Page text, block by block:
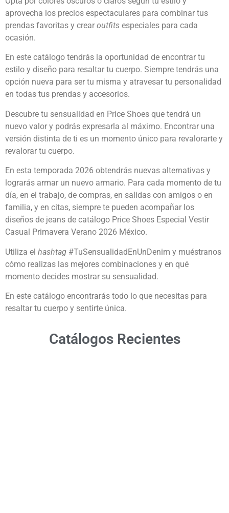
aprovecha los precios espectaculares para combinar tus
prendas favoritas y crear outfits especiales para cada
ocasión.
En este catálogo tendrás la oportunidad de encontrar tu
estilo y diseño para resaltar tu cuerpo. Siempre tendrás una
opción nueva para ser tu misma y atravesar tu personalidad
en todas tus prendas y accesorios.
Descubre tu sensualidad en Price Shoes que tendrá un
nuevo valor y podrás expresarla al máximo. Encontrar una
versión distinta de ti es un momento único para revalorarte y
revalorar tu cuerpo.
En esta temporada 2026 obtendrás nuevas alternativas y
lograrás armar un nuevo armario. Para cada momento de tu
día, en el trabajo, de compras, en salidas con amigos o en
familia, y en citas, siempre te pueden acompañar los
diseños de jeans de catálogo Price Shoes Especial Vestir
Casual Primavera Verano 2026 México.
Utiliza el hashtag #TuSensualidadEnUnDenim y muéstranos
cómo realizas las mejores combinaciones y en qué
momento decides mostrar su sensualidad.
En este catálogo encontrarás todo lo que necesitas para
resaltar tu cuerpo y sentirte única.
Catálogos Recientes